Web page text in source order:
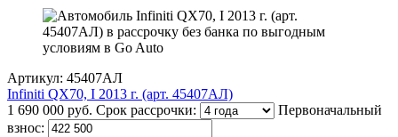
Артикул: 45407АЛ
Infiniti QX70, I 2013 г. (арт. 45407АЛ)
1 690 000 руб. Срок рассрочки:
Первоначальный
взнос: